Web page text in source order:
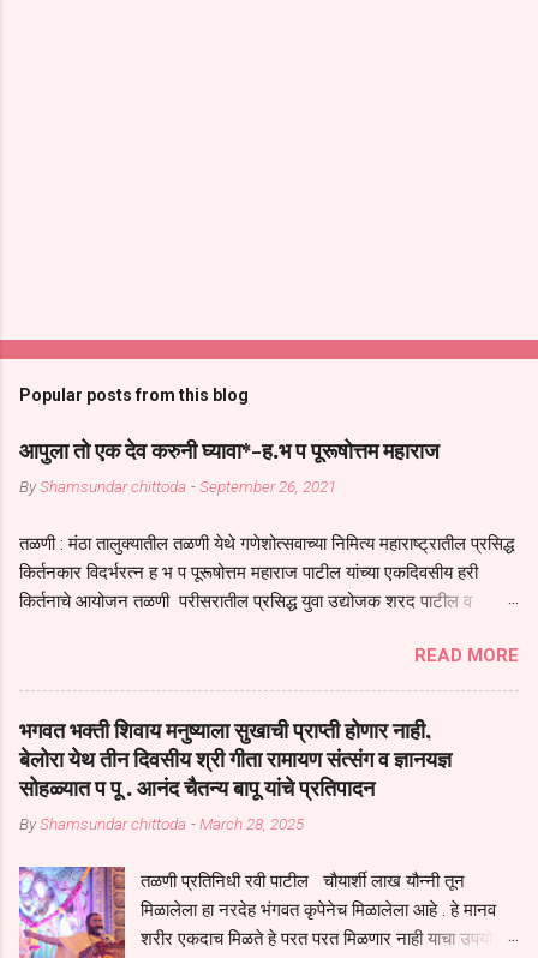
Popular posts from this blog
आपुला तो एक देव करुनी घ्यावा*-ह.भ प पूरूषोत्तम महाराज
ByShamsundar chittoda -September 26, 2021
तळणी : मंठा तालुक्यातील तळणी येथे गणेशोत्सवाच्या निमित्य महाराष्ट्रातील प्रसिद्ध
किर्तनकार विदर्भरत्न ह भ प पूरूषोत्तम महाराज पाटील यांच्या एकदिवसीय हरी
किर्तनाचे आयोजन तळणी परीसरातील प्रसिद्ध युवा उद्योजक शरद पाटील व
तुकाराम महाराज यांच्या *आपुला तो एक देव करुनी घ्यावा* *तेणे विन जिवा सुख
नोहे* *येरती माईक दुःखाची जनीती* *नाही आदी अंती अवसान* या अभंगावर
सुंदर निरूपण केले सध्य स्थितीचा काळ हा मानव जातीच्या परीक्षेचा काळ आहे
धर्ममंडपात बसलेली लोक ही खरच भाग्यवान आहेत कोरोना सारख्या महामारीत आपंण
जिवंत आहोत या महामारीतून जर आपल्याला वाचायचे असेल तर धार्मीक विचाराचा
आधार आपल्याला घ्यावाच लागेल महामारीच्या काळात वारकरी सप्रदायच खूप मोठा
आधार आहे सध्य स्थितीत मानव जातीची मानसीक अवस्था सक्षम असणे गरजेचे आहे
सगळ्याना करून दीली आहे मनुष्याच्या आयुष्यातील नामसाधना ही त्याच्यासाठी खूप
मोठा आधार असते परतू आज काल तीच साधना करण्याचा आळस आ...
READ MORE
भगवत भक्ती शिवाय मनुष्याला सुखाची प्राप्ती होणार नाही,
बेलोरा येथ तीन दिवसीय श्री गीता रामायण संत्संग व ज्ञानयज्ञ
सोहळ्यात प पू . आनंद चैतन्य बापू यांचे प्रतिपादन
ByShamsundar chittoda -March 28, 2025
तळणी प्रतिनिधी रवी पाटील चौयार्शी लाख यौन्नी तून
मिळालेला हा नरदेह भंगवत कृपेनेच मिळालेला आहे . हे मानव
शरीर एकदाच मिळते हे परत परत मिळणार नाही याचा उपयोग